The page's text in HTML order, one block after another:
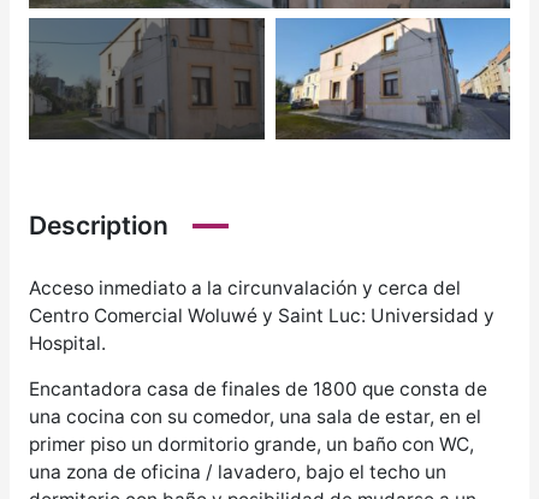
Description
Acceso inmediato a la circunvalación y cerca del
Centro Comercial Woluwé y Saint Luc: Universidad y
Hospital.
Encantadora casa de finales de 1800 que consta de
una cocina con su comedor, una sala de estar, en el
primer piso un dormitorio grande, un baño con WC,
una zona de oficina / lavadero, bajo el techo un